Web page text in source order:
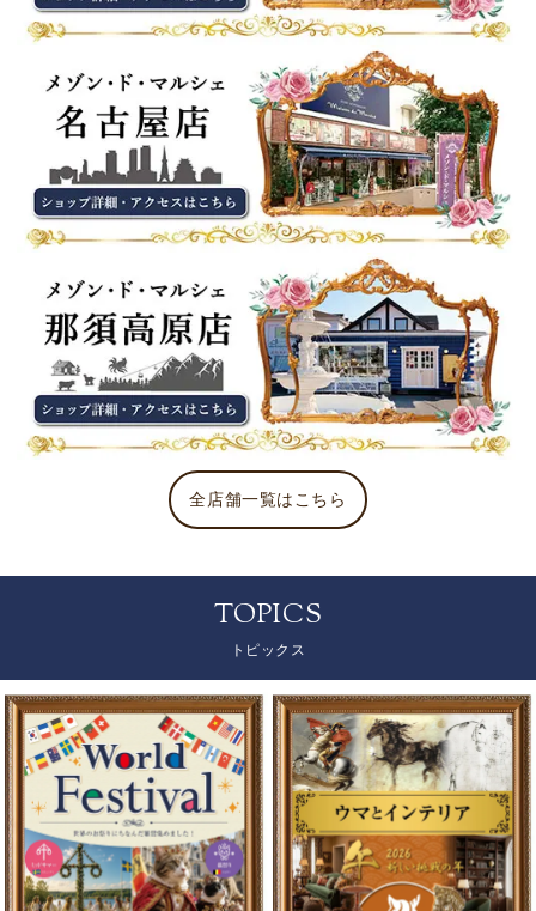
全店舗一覧はこちら
TOPICS
トピックス